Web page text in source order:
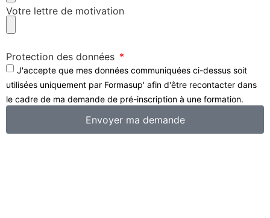
Votre lettre de motivation
Protection des données
J'accepte que mes données communiquées ci-dessus soit
utilisées uniquement par Formasup' afin d'être recontacter dans
le cadre de ma demande de pré-inscription à une formation.
Envoyer ma demande